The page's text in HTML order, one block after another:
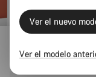
Grail:ON CF 8
Ver el nuevo
Ver el modelo